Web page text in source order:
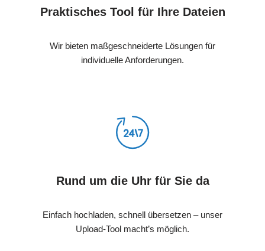
Praktisches Tool für Ihre Dateien
Wir bieten maßgeschneiderte Lösungen für
individuelle Anforderungen.
Rund um die Uhr für Sie da
Einfach hochladen, schnell übersetzen – unser
Upload-Tool macht’s möglich.